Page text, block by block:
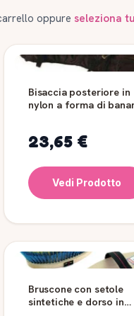
oppure seleziona
Bisaccia posteriore in
nylon a forma di
23,65 €
Vedi Prodotto
Bruscone con setole
sintetiche e dorso in